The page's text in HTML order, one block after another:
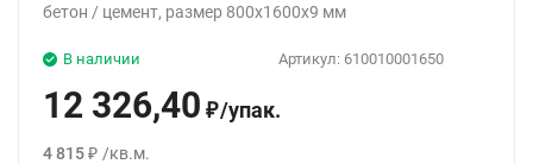
бетон / цемент, размер 800x1600x9 мм
Артикул: 610010001650
В наличии
12 326,40 ₽/упак.
4 815 ₽ /кв.м.